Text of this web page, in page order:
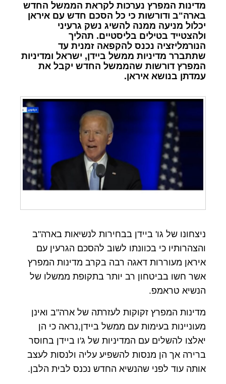
מדינות המפרץ נערכות לקראת הממשל החדש
בארה"ב ודורשות כי כל הסכם חדש עם איראן
יכלול מניעה ממנה להשיג נשק גרעיני
ולהצטייד בטילים בליסטיים. תהליך
הנורמליזציה נכנס להקפאה זמנית עד
שתתברר מדיניות ממשל ביידן, ישראל ומדיניות
המפרץ דורשות שהממשל החדש יקבל את
עמדתן בנושא איראן.
ניצחונו של גו' ביידן בבחירות לנשיאות בארה"ב
והצהרותיו כי בכוונתו לשוב להסכם הגרעין עם
איראן מעוררות דאגה רבה בקרב מדינות המפרץ
אשר חשו בביטחון רב יותר בתקופת ממשלו של
הנשיא טראמפ.
מדינות המפרץ זקוקות לעזרתה של ארה"ב ואינן
מעוניינות בעימות עם ממשל ביידן,נראה כי הן
יאלצו להשלים עם המדיניות של ג'ו ביידן בחוסר
ברירה אך הן מנסות להשפיע עליה ולנסות לעצב
אותה עוד לפני שהנשיא החדש נכנס לבית הלבן.